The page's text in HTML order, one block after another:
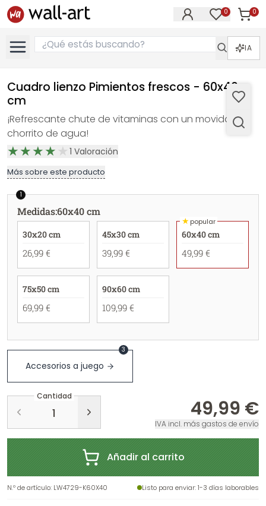
0 0
IA
Cuadro lienzo Pimientos frescos - 60x40
cm
¡Refrescante chute de vitaminas con un movido
chorrito de agua!
1 Valoración
Más sobre este producto
1
Medidas:60x40 cm
30x20 cm
26,99 €
45x30 cm
39,99 €
★popular
60x40 cm
49,99 €
75x50 cm
69,99 €
90x60 cm
109,99 €
Accesorios a juego
3
Cantidad
49,99 €
IVA incl. más gastos de envío
Añadir al carrito
N.º de artículo: LW4729-K60X40 Listo para enviar: 1-3 días laborables